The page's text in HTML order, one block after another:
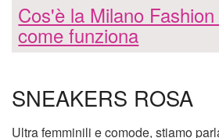
Cos'è la Milano
come funziona
SNEAKERS ROSA
Ultra femminili e comode, stiamo